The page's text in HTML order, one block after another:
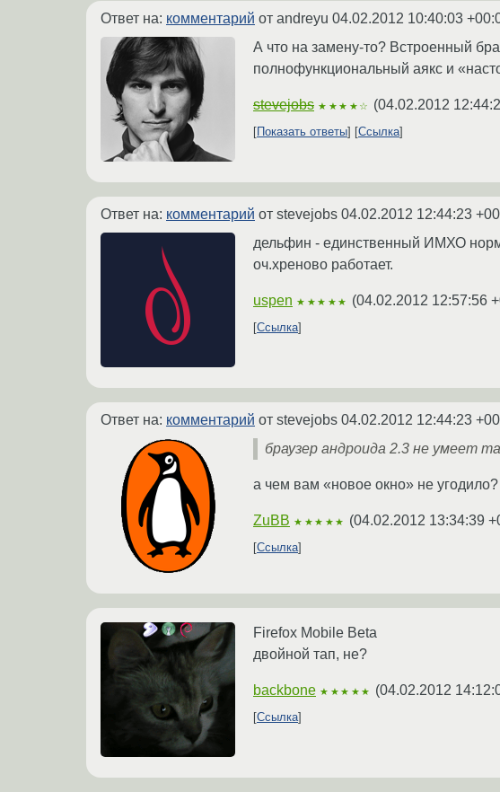
Ответ на: комментарий от andreyu 04.02.2012 10:40:03
А что на замену-то? Встроенный
полнофункциональный аякс и
stevejobs ★★★★☆ (04.02.2012
Показать ответы
Ссылка
Ответ на: комментарий от stevejobs 04.02.2012 12:44:23
дельфин - единственный ИМХО
оч.хреново работает.
uspen ★★★★★ (04.02.2012 12:57:56
Ссылка
Ответ на: комментарий от stevejobs 04.02.2012 12:44:23
браузер андроида 2.3 не умеет
а чем вам «новое окно» не угодило?
ZuBB ★★★★★ (04.02.2012 13:34:39
Ссылка
Firefox Mobile Beta
двойной тап, не?
backbone ★★★★★ (04.02.2012
Ссылка